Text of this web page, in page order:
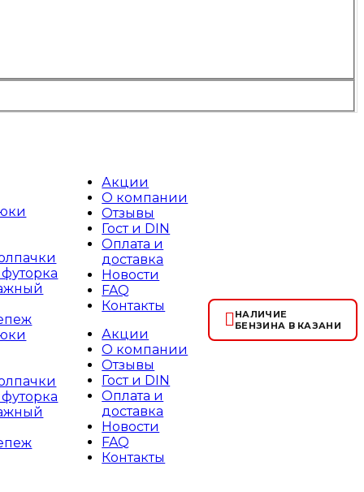
Акции
О компании
Отзывы
Гост и DIN
Оплата и
доставка
Новости
FAQ
Контакты
Акции
О компании
Отзывы
Гост и DIN
Оплата и
доставка
Новости
FAQ
Контакты
НАЛИЧИЕ
БЕНЗИНА В КАЗАНИ